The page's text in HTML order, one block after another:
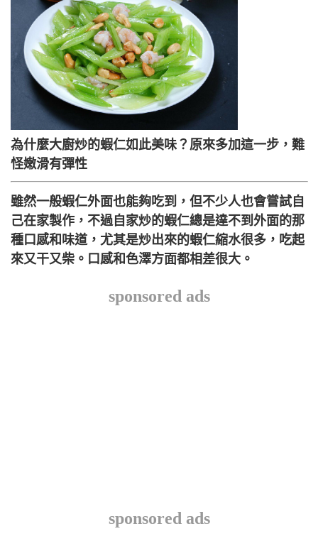
為什麼大廚炒的蝦仁如此美味？原來多加這一步，難
怪嫩滑有彈性
雖然一般蝦仁外面也能夠吃到，但不少人也會嘗試自
己在家製作，不過自家炒的蝦仁總是達不到外面的那
種口感和味道，尤其是炒出來的蝦仁縮水很多，吃起
來又干又柴。口感和色澤方面都相差很大。
sponsored ads
sponsored ads